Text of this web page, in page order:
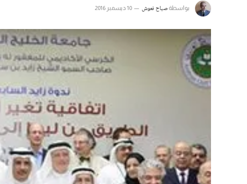
بواسطة ​صباح نعوش 10 ديسمبر 2016